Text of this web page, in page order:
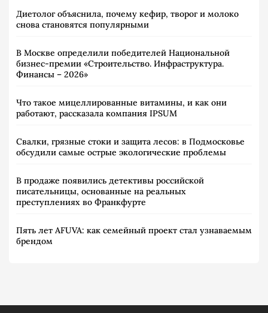
Диетолог объяснила, почему кефир, творог и молоко
снова становятся популярными
В Москве определили победителей Национальной
бизнес-премии «Строительство. Инфраструктура.
Финансы – 2026»
Что такое мицеллированные витамины, и как они
работают, рассказала компания IPSUM
Свалки, грязные стоки и защита лесов: в Подмосковье
обсудили самые острые экологические проблемы
В продаже появились детективы российской
писательницы, основанные на реальных
преступлениях во Франкфурте
Пять лет AFUVA: как семейный проект стал узнаваемым
брендом